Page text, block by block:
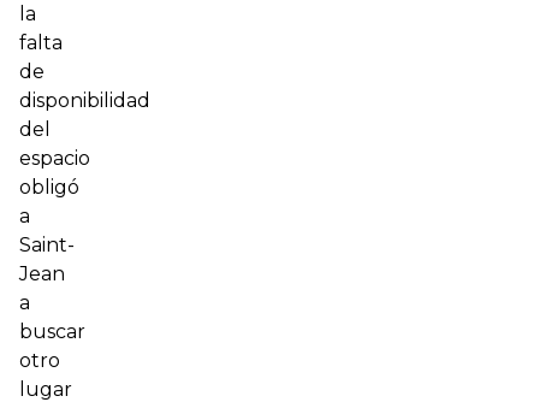
la
falta
de
disponibilidad
del
espacio
obligó
a
Saint-
Jean
a
buscar
otro
lugar